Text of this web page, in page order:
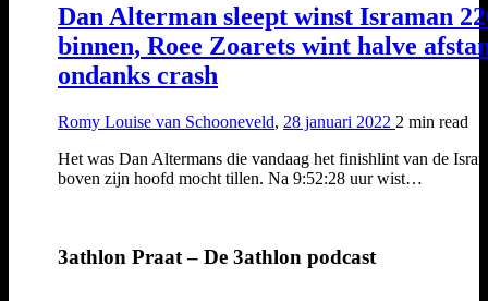
Dan Alterman sleept winst Israman
binnen, Roee Zoarets wint halve
ondanks crash
Romy Louise van Schooneveld, 28 januari 2022 2 min read
Het was Dan Altermans die vandaag het finishlint van de
boven zijn hoofd mocht tillen. Na 9:52:28 uur wist…
3athlon Praat – De 3athlon podcast